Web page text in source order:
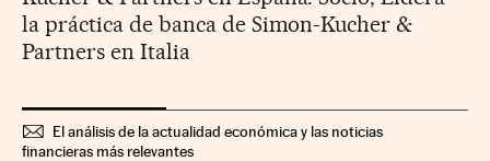
la práctica de banca de Simon-Kucher &
Partners en Italia
El análisis de la actualidad económica y las noticias
financieras más relevantes